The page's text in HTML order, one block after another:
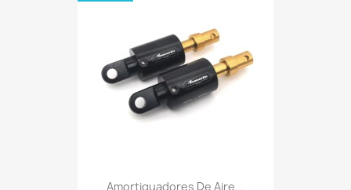
Amortiguadores De Aire...